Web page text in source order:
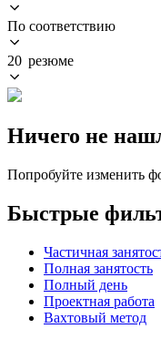
По соответствию
20 резюме
Ничего не
Попробуйте изменить
Быстрые
Частичная
Полная занятость
Полный день
Проектная работа
Вахтовый метод